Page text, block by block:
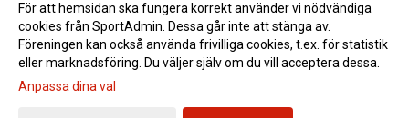
Gå till Webbversion
För att hemsidan ska fungera korrekt använder vi nödvändiga
cookies från SportAdmin. Dessa går inte att stänga av.
Föreningen kan också använda frivilliga cookies, t.ex. för statistik
eller marknadsföring. Du väljer själv om du vill acceptera dessa.
Anpassa dina val